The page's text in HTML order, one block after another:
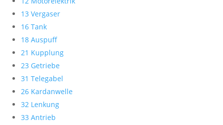
13 Vergaser
16 Tank
18 Auspuff
21 Kupplung
23 Getriebe
31 Telegabel
26 Kardanwelle
32 Lenkung
33 Antrieb